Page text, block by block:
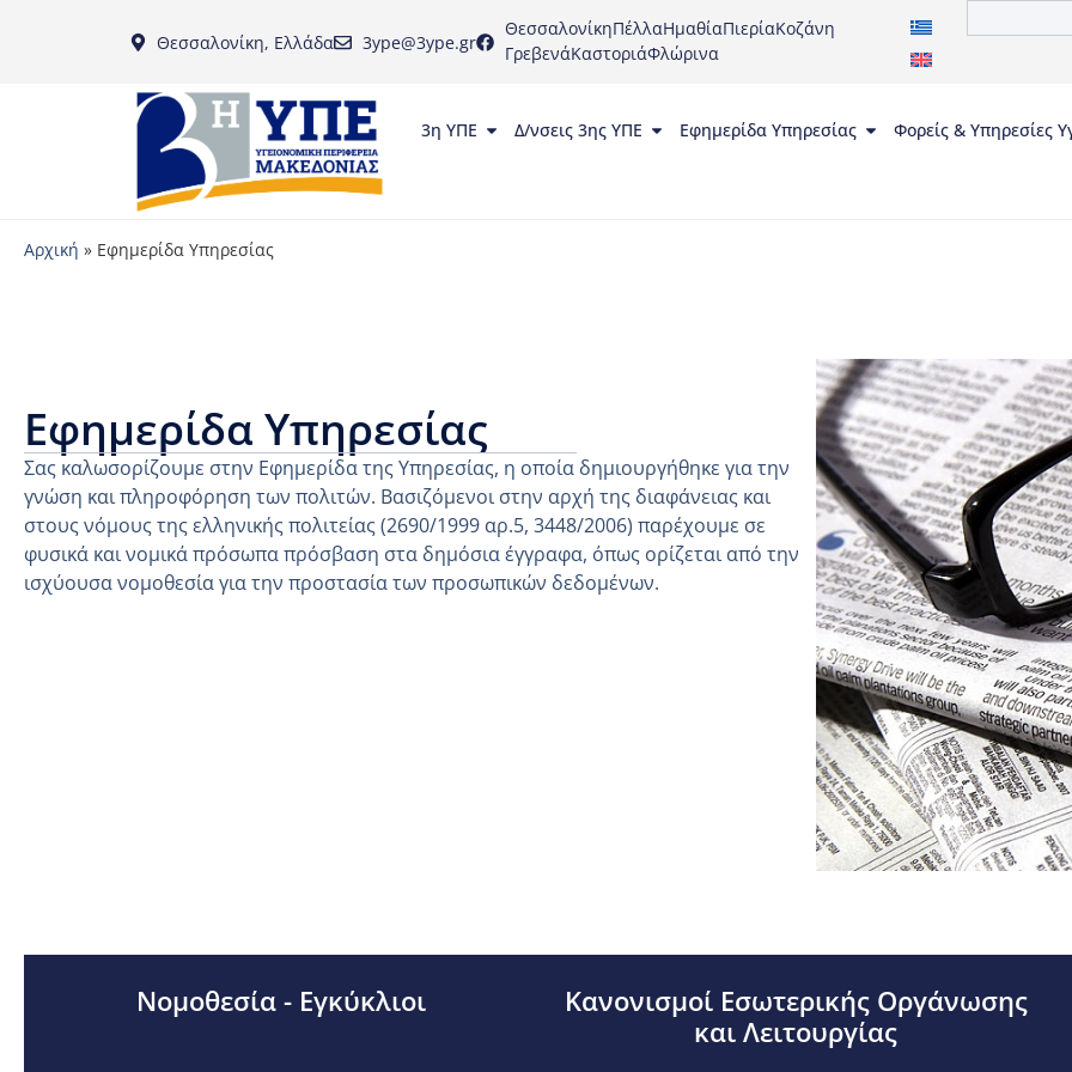
Θεσσαλονίκη, Ελλάδα 3ype@3ype.gr
ΘεσσαλονίκηΠέλλαΗμαθίαΠιερίαΚοζάνη
ΓρεβενάΚαστοριάΦλώρινα
3η ΥΠΕ Δ/νσεις 3ης ΥΠΕ Εφημερίδα Υπηρεσίας Φορείς & Υπηρεσίες
Αρχική » Εφημερίδα Υπηρεσίας
Εφημερίδα Υπηρεσίας
Σας καλωσορίζουμε στην Εφημερίδα της Υπηρεσίας, η οποία δημιουργήθηκε για την
γνώση και πληροφόρηση των πολιτών. Βασιζόμενοι στην αρχή της διαφάνειας και
στους νόμους της ελληνικής πολιτείας (2690/1999 αρ.5, 3448/2006) παρέχουμε σε
φυσικά και νομικά πρόσωπα πρόσβαση στα δημόσια έγγραφα, όπως ορίζεται από την
ισχύουσα νομοθεσία για την προστασία των προσωπικών δεδομένων.
Νομοθεσία - Εγκύκλιοι
Κανονισμοί Εσωτερικής Οργάνωσης
και Λειτουργίας